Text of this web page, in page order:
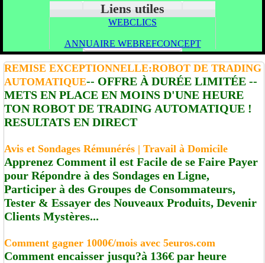
Liens utiles
WEBCLICS
ANNUAIRE WEBREFCONCEPT
REMISE EXCEPTIONNELLE:ROBOT DE TRADING
AUTOMATIQUE-- OFFRE À DURÉE LIMITÉE --
METS EN PLACE EN MOINS D'UNE HEURE
TON ROBOT DE TRADING AUTOMATIQUE !
RESULTATS EN DIRECT
Avis et Sondages Rémunérés | Travail à Domicile
Apprenez Comment il est Facile de se Faire Payer
pour Répondre à des Sondages en Ligne,
Participer à des Groupes de Consommateurs,
Tester & Essayer des Nouveaux Produits, Devenir
Clients Mystères...
Comment gagner 1000€/mois avec 5euros.com
Comment encaisser jusqu?à 136€ par heure